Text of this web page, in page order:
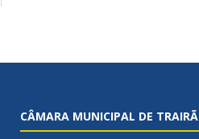
CÂMARA MUNICIPAL DE